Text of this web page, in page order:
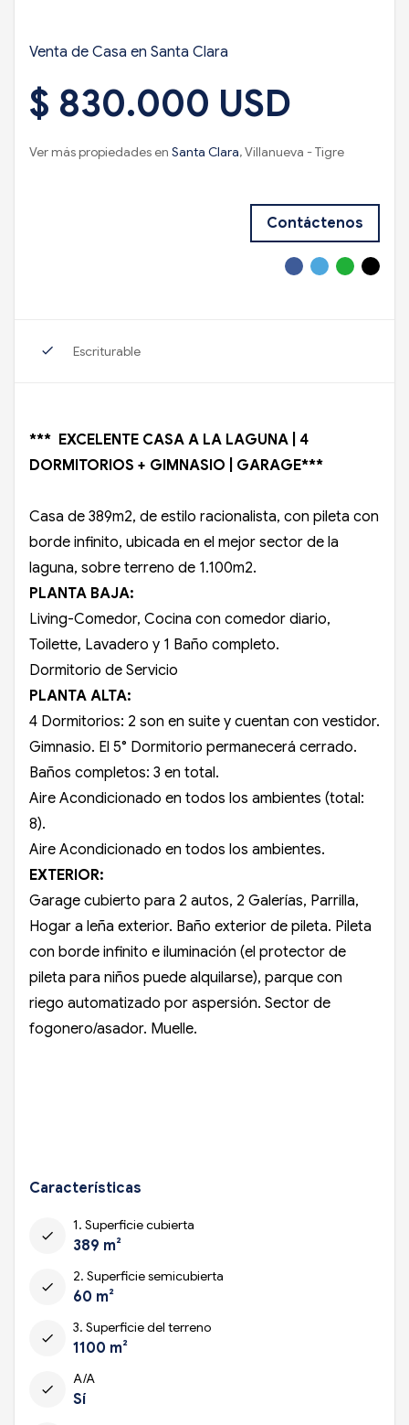
Venta de Casa en Santa Clara
$ 830.000 USD
Ver más propiedades en Santa Clara, Villanueva - Tigre
Contáctenos
check Escriturable
*** EXCELENTE CASA A LA LAGUNA | 4
DORMITORIOS + GIMNASIO | GARAGE***
Casa de 389m2, de estilo racionalista, con pileta con
borde infinito, ubicada en el mejor sector de la
laguna, sobre terreno de 1.100m2.
PLANTA BAJA:
Living-Comedor, Cocina con comedor diario,
Toilette, Lavadero y 1 Baño completo.
Dormitorio de Servicio
PLANTA ALTA:
4 Dormitorios: 2 son en suite y cuentan con vestidor.
Gimnasio. El 5° Dormitorio permanecerá cerrado.
Baños completos: 3 en total.
Aire Acondicionado en todos los ambientes (total:
8).
Aire Acondicionado en todos los ambientes.
EXTERIOR:
Garage cubierto para 2 autos, 2 Galerías, Parrilla,
Hogar a leña exterior. Baño exterior de pileta. Pileta
con borde infinito e iluminación (el protector de
pileta para niños puede alquilarse), parque con
riego automatizado por aspersión. Sector de
fogonero/asador. Muelle.
Características
check
1. Superficie cubierta
389 m²
check
2. Superficie semicubierta
60 m²
check
3. Superficie del terreno
1100 m²
check
A/A
Sí